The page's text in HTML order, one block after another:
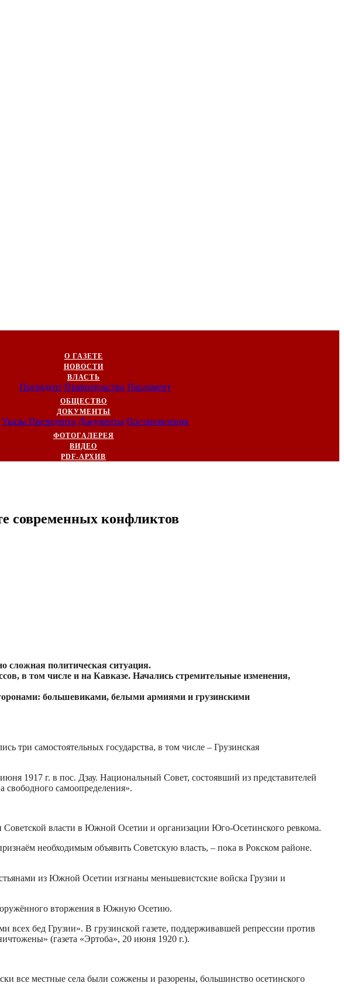
О ГАЗЕТЕ
НОВОСТИ
ВЛАСТЬ
Президент Правительство Парламент
ОБЩЕСТВО
ДОКУМЕНТЫ
Указы Президента Документы Постановления
ФОТОГАЛЕРЕЯ
ВИДЕО
PDF-АРХИВ
современных конфликтов
сложная политическая ситуация.
в том числе и на Кавказе. Начались стремительные изменения,
большевиками, белыми армиями и грузинскими
три самостоятельных государства, в том числе – Грузинская
1917 г. в пос. Дзау. Национальный Совет, состоявший из представителей
свободного самоопределения».
Советской власти в Южной Осетии и организации Юго-Осетинского ревкома.
необходимым объявить Советскую власть, – пока в Рокском районе.
из Южной Осетии изгнаны меньшевистские войска Грузии и
вторжения в Южную Осетию.
бед Грузии». В грузинской газете, поддерживавшей репрессии против
(газета «Эртоба», 20 июня 1920 г.).
все местные села были сожжены и разорены, большинство осетинского